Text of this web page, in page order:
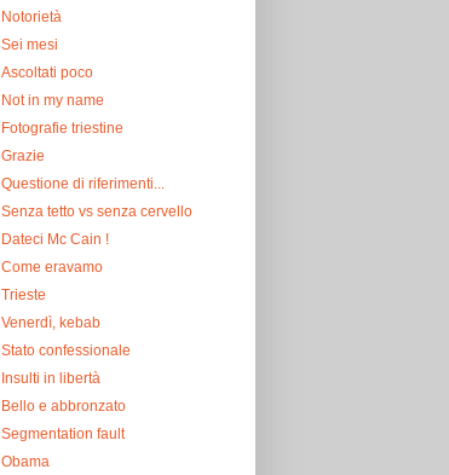
Notorietà
Sei mesi
Ascoltati poco
Not in my name
Fotografie triestine
Grazie
Questione di riferimenti...
Senza tetto vs senza cervello
Dateci Mc Cain !
Come eravamo
Trieste
Venerdì, kebab
Stato confessionale
Insulti in libertà
Bello e abbronzato
Segmentation fault
Obama